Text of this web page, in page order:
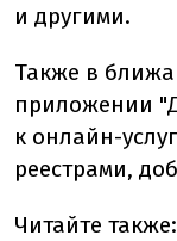
и другими.
Также в
приложении
к онлайн-
реестрами,
Читайте также: